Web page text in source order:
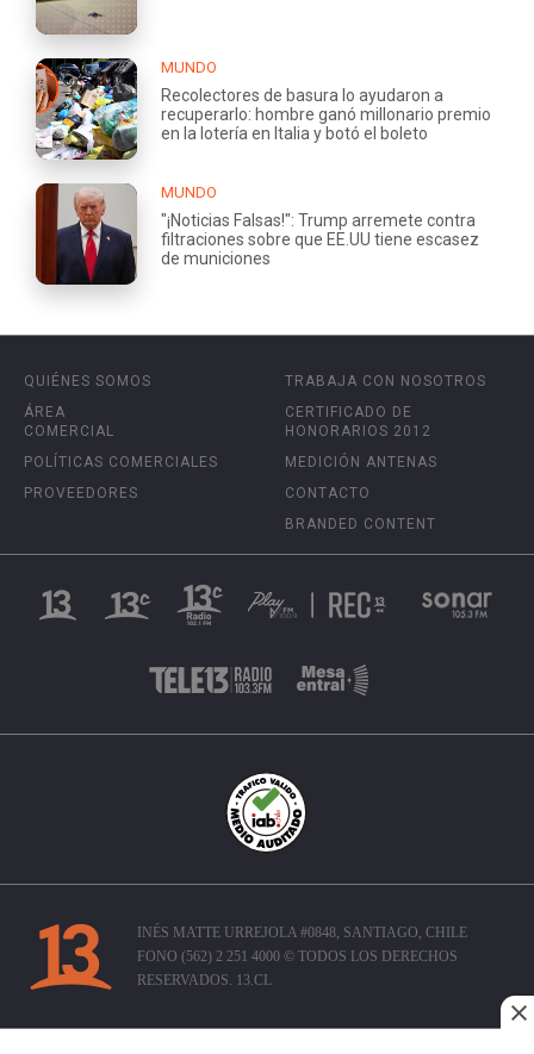
MUNDO
Recolectores de basura lo ayudaron a
recuperarlo: hombre ganó millonario premio
en la lotería en Italia y botó el boleto
MUNDO
"¡Noticias Falsas!": Trump arremete contra
filtraciones sobre que EE.UU tiene escasez
de municiones
QUIÉNES SOMOS
ÁREA
COMERCIAL
POLÍTICAS COMERCIALES
PROVEEDORES
TRABAJA CON NOSOTROS
CERTIFICADO DE
HONORARIOS 2012
MEDICIÓN ANTENAS
CONTACTO
BRANDED CONTENT
INÉS MATTE URREJOLA #0848, SANTIAGO, CHILE
FONO (562) 2 251 4000 © TODOS LOS DERECHOS
RESERVADOS. 13.CL